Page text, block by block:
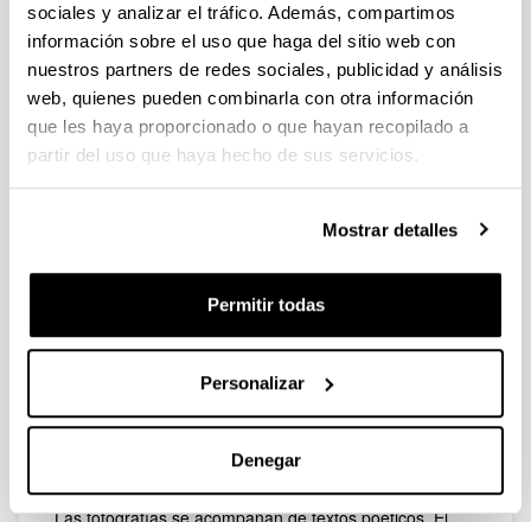
sociales y analizar el tráfico. Además, compartimos
información sobre el uso que haga del sitio web con
nuestros partners de redes sociales, publicidad y análisis
web, quienes pueden combinarla con otra información
que les haya proporcionado o que hayan recopilado a
partir del uso que haya hecho de sus servicios.
Mostrar detalles
Permitir todas
Personalizar
Denegar
17:10 Discursos de los grupos ganadores: AKUSTISYM
/ IIII COLECTIVA / HOGEITABOST´/ LAIOTZA /
QUIROMANTES
17:35 Proyecciones “EXODUS Dokumentala”//
“EGUNEROKO LEGEZ” film laburra
18:10 Tiempo para disfrutar las exposiciones, música y
lunch
AKUSTISYM: "Reflejo de lo invisible"
Instalación audiovisual, inmersiva y sensorial. Es una
experiencia que invita a escuchar y a ver de otro modo.
Planteamos una escucha activa del entorno, mostrando
cómo el espacio y el movimiento pueden alterar
Artes visuales. Proyecto fotográfico que explora la
relación entre las identidades queer y los imaginarios.